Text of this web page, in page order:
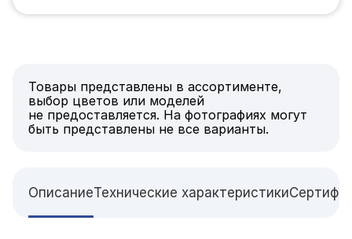
Товары представлены в ассортименте,
выбор цветов или моделей
не предоставляется. На фотографиях могут
быть представлены не все варианты.
ОписаниеТехнические характеристики